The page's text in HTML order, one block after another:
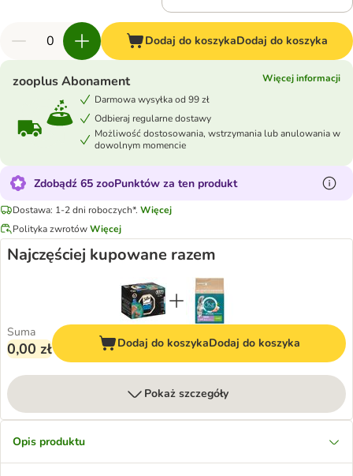
Dodaj do koszykaDodaj do koszyka
zooplus Abonament
Więcej informacji
Darmowa wysyłka od 99 zł
Odbieraj regularne dostawy
Możliwość dostosowania, wstrzymania lub anulowania w
dowolnym momencie
Zdobądź 65 zooPunktów za ten produkt
Dostawa: 1-2 dni roboczych*. Więcej
Polityka zwrotówWięcej
Najczęściej kupowane razem
Suma
0,00 zł Dodaj do koszykaDodaj do koszyka
Pokaż szczegóły
Opis produktu